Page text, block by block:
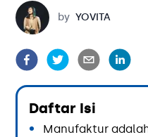
Yovita
by YOVITA
Daftar Isi
Manufaktur